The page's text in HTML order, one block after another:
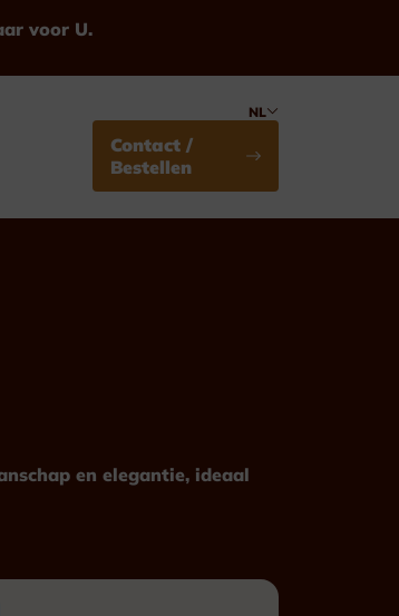
voor U.
NL
Contact /
Bestellen
en elegantie, ideaal